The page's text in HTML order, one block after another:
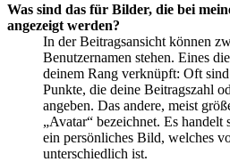
Was sind das für Bilder, die bei
angezeigt werden?
In der Beitragsansicht können
Benutzernamen stehen. Eines
deinem Rang verknüpft: Oft
Punkte, die deine Beitragszahl
angeben. Das andere, meist
„Avatar“ bezeichnet. Es
ein persönliches Bild, welches
unterschiedlich ist.